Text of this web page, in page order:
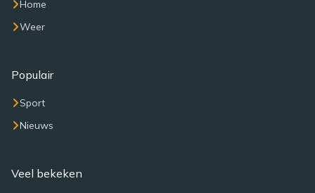
Home
Weer
Populair
Sport
Nieuws
Veel bekeken